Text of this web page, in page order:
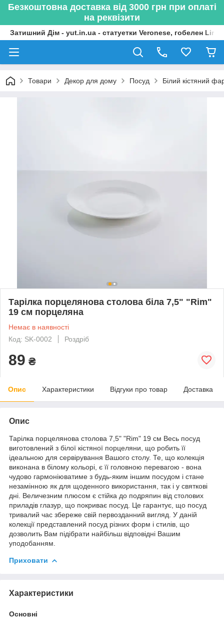
Безкоштовна доставка від 3000 грн при оплаті
на реквізити
Затишний Дім - yut.in.ua - статуетки Veronese, гобелен
Товари Декор для дому Посуд Білий кістяний
Тарілка порцелянова столова біла 7,5" "Rim"
19 см порцеляна
Немає в наявності
Код: SK-0002
Роздріб
89 ₴
Опис Характеристики Відгуки про товар Доставка
Опис
Тарілка порцелянова столова 7,5" "Rim" 19 см Весь посуд
виготовлений з білої кістяної порцеляни, що робить її
ідеальною для сервірування Вашого столу. Те, що колекція
виконана в білому кольорі, є її головною перевагою - вона
чудово гармоніюватиме з будь-яким іншим посудом і стане
незамінною як для щоденного використання, так і у святкові
дні. Величезним плюсом є стійка до подряпин від столових
приладів глазур, що покриває посуд. Це гарантує, що посуд
тривалий час збереже свій первозданний вигляд. У даній
колекції представлений посуд різних форм і стилів, що
дозволить Вам підібрати найбільш відповідні Вашим
уподобанням.
Приховати
Характеристики
Основні